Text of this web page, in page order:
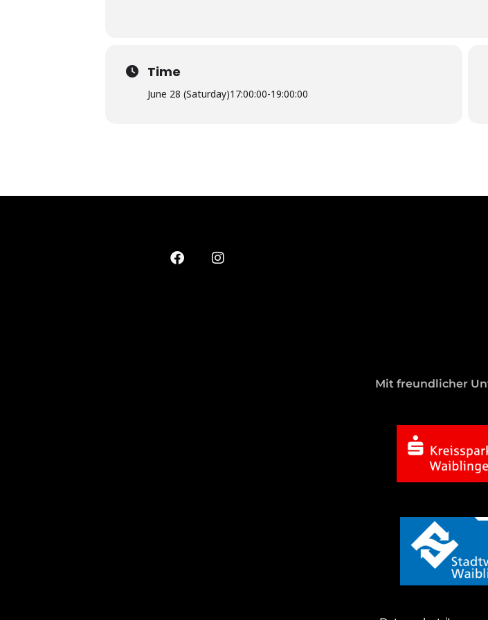
Time
June 28 (Saturday)17:00:00-19:00:00
Mit freundlicher